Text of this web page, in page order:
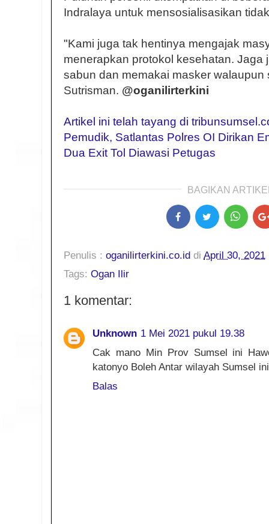
Indralaya untuk mensosialisasikan
"Kami juga tak hentinya mengajak
menerapkan protokol kesehatan. Jaga
sabun dan memakai masker walaupun
Sutrisman. @oganilirterkini
Artikel ini telah tayang di
Pemudik, Satlantas Polres OI Dirikan
Dua Exit Tol Diawasi Petugas
BAGIKAN
Penulis : oganilirterkini.co.id di April 30, 2021
Tags: Ogan Ilir
1 komentar:
Unknown 1 Mei 2021 pukul 19.38
Cak mano Min Prov Sumsel ini
katonyo Boleh Antar wilayah Sumsel
Balas